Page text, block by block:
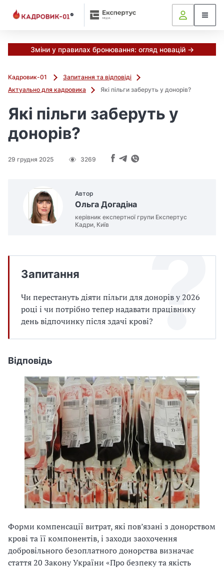
Зміни у правилах бронювання: огляд новацій →
Кадровик-01
Запитання та відповіді
Актуально для кадровика
Які пільги заберуть у донорів?
Які пільги заберуть у
донорів?
29 грудня 2025 3269
Автор
Ольга Догадіна
керівник експертної групи Експертус
Кадри, Київ
Запитання
Чи перестануть діяти пільги для донорів у 2026
році і чи потрібно тепер надавати працівнику
день відпочинку після здачі крові?
Відповідь
Форми компенсації витрат, які пов’язані з донорством
крові та її компонентів, і заходи заохочення
добровільного безоплатного донорства визначає
стаття 20 Закону України «Про безпеку та якість